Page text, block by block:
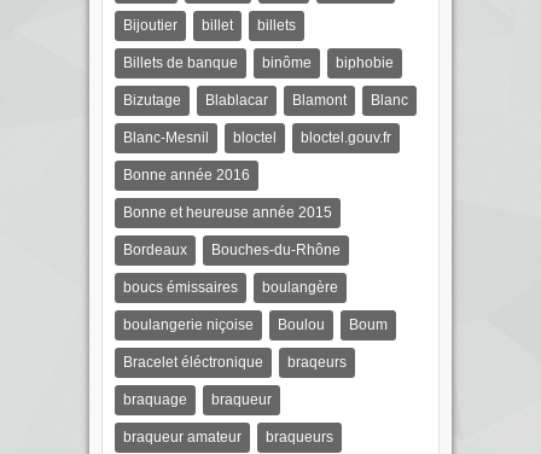
Bijoutier billet billets
Billets de banque binôme biphobie
Bizutage Blablacar Blamont Blanc
Blanc-Mesnil bloctel bloctel.gouv.fr
Bonne année 2016
Bonne et heureuse année 2015
Bordeaux Bouches-du-Rhône
boucs émissaires boulangère
boulangerie niçoise Boulou Boum
Bracelet éléctronique braqeurs
braquage braqueur
braqueur amateur braqueurs